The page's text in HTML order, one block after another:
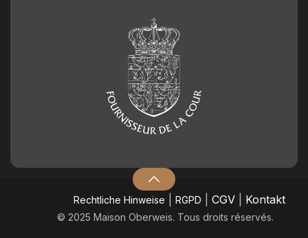
​Rechtliche Hinweise RGPD CGV| Kontakt
© 2025 Maison Oberweis. Tous droits réservés.